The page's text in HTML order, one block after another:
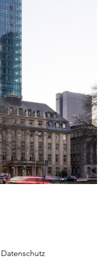
Datenschutz